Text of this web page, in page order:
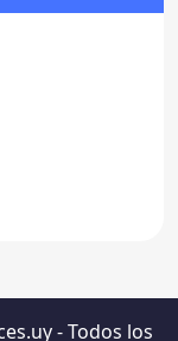
- Todos los